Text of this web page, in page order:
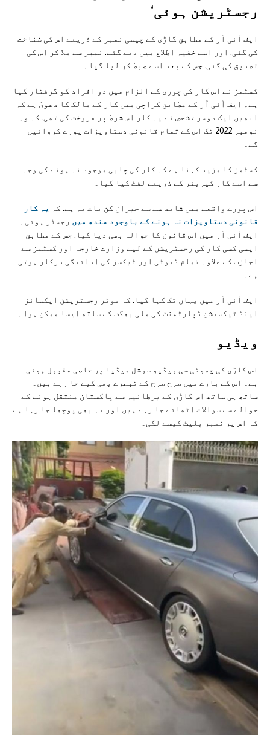
رجسٹریشن ہوئی‘
ایف آئی آر کے مطابق گاڑی کے چیسی نمبر کے ذریعے اس کی شناخت
کی گئی. اور اسے خفیہ اطلاع میں دیے گئے. نمبر سے ملا کر اس کی
تصدیق کی گئی. جس کے بعد اسے ضبط کر لیا گیا۔
کسٹمز نے اس کار کی چوری کے الزام میں دو افراد کو گرفتار کیا
ہے۔ ایف آئی آر کے مطابق کراچی میں کار کے مالک کا دعویٰ ہے کہ
انھیں ایک دوسرے شخص نے یہ کار اس شرط پر فروخت کی تھی. کہ وہ
نومبر 2022 تک اس کے تمام قانونی دستاویزات پورے کروائیں
گے۔
کسٹمز کا مزید کہنا ہے کہ کار کی چابی موجود نہ ہونے کی وجہ
سے اسے کار کیریئر کے ذریعے لفٹ کیا گیا۔
اس پورے واقعے میں شاید سب سے حیران کن بات یہ ہے. کہ
یہ کار
قانونی دستاویزات نہ ہونے کے باوجود سندھ میں رجسٹر ہوئی۔
ایف آئی آر میں اس قانون کا حوالہ بھی دیا گیا. جس کے مطابق
ایسی کسی کار کی رجسٹریشن کے لیے وزارت خارجہ اور کسٹمز سے
اجازت کے علاوہ تمام ڈیوٹی اور ٹیکسز کی ادائیگی درکار ہوتی
ہے۔
ایف آئی آر میں یہاں تک کہا گیا. کہ موٹر رجسٹریشن ایکسائز
اینڈ ٹیکسیشن ڈپارٹمنٹ کی ملی بھگت کے ساتھ ایسا ممکن ہوا۔
ویڈیو
اس گاڑی کی چھوٹی سی ویڈیو سوشل میڈیا پر خاصی مقبول ہوئی
ہے۔ اس کے بارے میں طرح طرح کے تبصرے بھی کیے جا رہے ہیں۔
ساتھ ہی ساتھ اس گاڑی کے برطانیہ سے پاکستان منتقل ہونے کے
حوالے سے سوالات اٹھائے جا رہے ہیں اور یہ بھی پوچھا جا رہا ہے
کہ اس پر نمبر پلیٹ کیسے لگی۔